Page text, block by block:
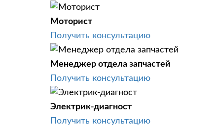
Моторист
Получить консультацию
Менеджер отдела запчастей
Получить консультацию
Электрик-диагност
Получить консультацию